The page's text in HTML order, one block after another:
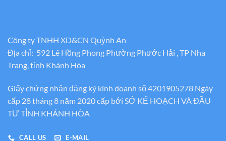
Công ty TNHH XD&CN Quỳnh An
Địa chỉ: 592 Lê Hồng Phong Phường Phước Hải , TP Nha
Trang, tỉnh Khánh Hòa
Giấy chứng nhận đăng ký kinh doanh số 4201905278 Ngày
cấp 28 tháng 8 năm 2020 cấp bới SỞ KẾ HOẠCH VÀ ĐẦU
TƯ TỈNH KHÁNH HÒA
CALL US E-MAIL